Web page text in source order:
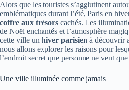
Alors que les touristes s’agglutinent
emblématiques durant l’été, Paris en
coffre aux trésors cachés. Les
de Noël enchantés et l’atmosphère
cette ville un hiver parisien à découvrir
nous allons explorer les raisons pour
l’endroit secret que personne ne veut
Une ville illuminée comme jamais